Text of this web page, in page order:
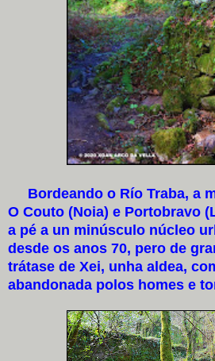
Bordeando o Río Traba, a
O Couto (Noia) e Portobravo
a pé a un minúsculo núcleo
desde os anos 70, pero de
trátase de Xei, unha aldea,
abandonada polos homes e